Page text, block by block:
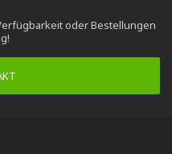
oder Bestellungen